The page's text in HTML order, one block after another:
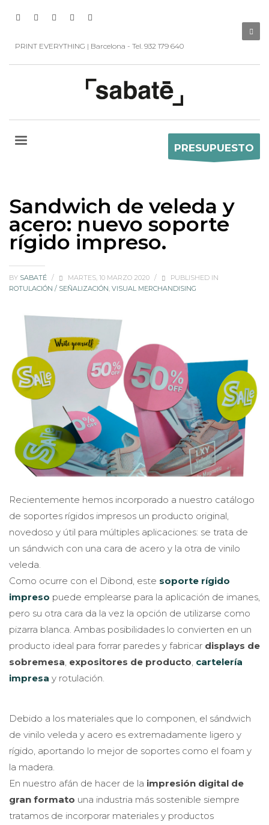
PRINT EVERYTHING | Barcelona - Tel. 932 179 640
PRESUPUESTO
Sandwich de veleda y
acero: nuevo soporte
rígido impreso.
BY SABATÉ / MARTES, 10 MARZO 2020 /
PUBLISHED IN
ROTULACIÓN / SEÑALIZACIÓN, VISUAL MERCHANDISING
Recientemente hemos incorporado a nuestro catálogo
de soportes rígidos impresos un producto original,
novedoso y útil para múltiples aplicaciones: se trata de
un sándwich con una cara de acero y la otra de vinilo
veleda.
Como ocurre con el Dibond, este soporte rígido
impreso puede emplearse para la aplicación de imanes,
pero su otra cara da la vez la opción de utilizarse como
pizarra blanca. Ambas posibilidades lo convierten en un
producto ideal para forrar paredes y fabricar displays de
sobremesa expositores de producto cartelería
impresa y rotulación.
Debido a los materiales que lo componen, el sándwich
de vinilo veleda y acero es extremadamente ligero y
rígido, aportando lo mejor de soportes como el foam y
la madera.
En nuestro afán de hacer de la impresión digital de
gran formato una industria más sostenible siempre
tratamos de incorporar materiales y productos